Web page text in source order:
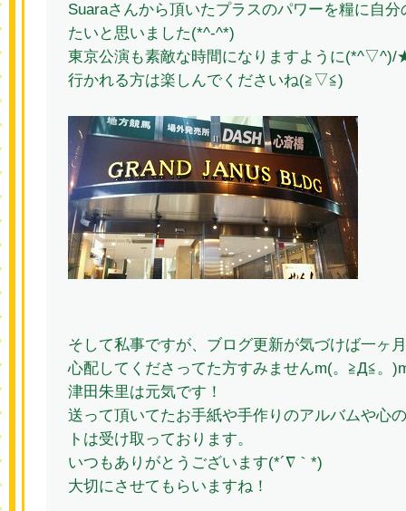
Suaraさんから頂いたプラスのパワーを糧に自
たいと思いました(*^-^*)
東京公演も素敵な時間になりますように
行かれる方は楽しんでくださいね(≧▽≦)
そして私事ですが、ブログ更新が気づけば一ヶ
心配してくださってた方すみませんm(。≧Д≦。
津田朱里は元気です！
送って頂いてたお手紙や手作りのアルバムや心
トは受け取っております。
いつもありがとうございます(*´∇｀*)
大切にさせてもらいますね！